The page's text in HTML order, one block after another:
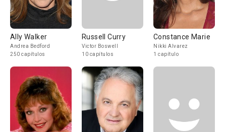
Ally Walker
Andrea Bedford
250 capítulos
Russell Curry
Victor Boswell
10 capítulos
Constance Marie
Nikki Alvarez
1 capítulo